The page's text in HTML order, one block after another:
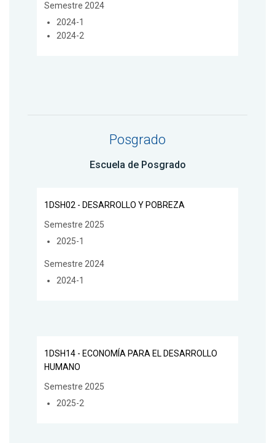
Semestre 2024
2024-1
2024-2
Posgrado
Escuela de Posgrado
1DSH02 - DESARROLLO Y POBREZA
Semestre 2025
2025-1
Semestre 2024
2024-1
1DSH14 - ECONOMÍA PARA EL DESARROLLO
HUMANO
Semestre 2025
2025-2